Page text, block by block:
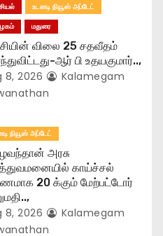
உடனடி நியூஸ் அப்டேட்
மதுரை
விலை 25 சதவீதம்
ஆர் பி உதயகுமார்..,
8, 2026
Kalamegam
நியூஸ் அப்டேட்
அரசு
காய்ச்சல்
20 க்கும் மேற்பட்டோர்
8, 2026
Kalamegam